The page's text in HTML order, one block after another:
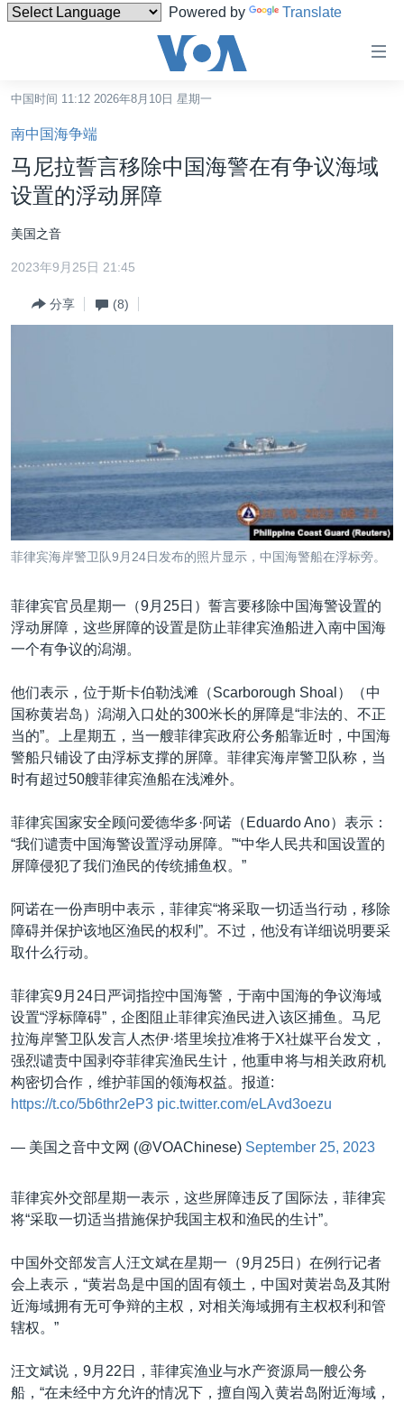
Powered by Translate
碍
链
接
跳
转
内
容
到
索
中国
最新国际新闻
非洲
美洲
全球议题
分类新闻
军事
劳工
环境
国会报道
美中关系
美国建国250周年
埃博拉疫情
重要讲话与声明
台海两岸关系
关注西藏
关注新疆
GEN Z 看美国
VOA今日焦点
中文广播
关注我们
其他语言网站
中国时间 11:12 2026年8月10日 星期一
南中国海争端
马尼拉誓言移除中国海警在有争议海域
设置的浮动屏障
美国之音
2023年9月25日 21:45
分享 (8)
菲律宾海岸警卫队9月24日发布的照片显示，中国海警船在浮标旁。
菲律宾官员星期一（9月25日）誓言要移除中国海警设置的
浮动屏障，这些屏障的设置是防止菲律宾渔船进入南中国海
一个有争议的潟湖。
他们表示，位于斯卡伯勒浅滩（Scarborough Shoal）（中
国称黄岩岛）潟湖入口处的300米长的屏障是“非法的、不正
当的”。上星期五，当一艘菲律宾政府公务船靠近时，中国海
警船只铺设了由浮标支撑的屏障。菲律宾海岸警卫队称，当
时有超过50艘菲律宾渔船在浅滩外。
菲律宾国家安全顾问爱德华多·阿诺（Eduardo Ano）表示：
“我们谴责中国海警设置浮动屏障。”“中华人民共和国设置的
屏障侵犯了我们渔民的传统捕鱼权。”
阿诺在一份声明中表示，菲律宾“将采取一切适当行动，移除
障碍并保护该地区渔民的权利”。不过，他没有详细说明要采
取什么行动。
菲律宾9月24日严词指控中国海警，于南中国海的争议海域
设置“浮标障碍”，企图阻止菲律宾渔民进入该区捕鱼。马尼
拉海岸警卫队发言人杰伊·塔里埃拉准将于X社媒平台发文，
强烈谴责中国剥夺菲律宾渔民生计，他重申将与相关政府机
构密切合作，维护菲国的领海权益。报道:
https://t.co/5b6thr2eP3 pic.twitter.com/eLAvd3oezu
— 美国之音中文网 (@VOAChinese) September 25, 2023
菲律宾外交部星期一表示，这些屏障违反了国际法，菲律宾
将“采取一切适当措施保护我国主权和渔民的生计”。
中国外交部发言人汪文斌在星期一（9月25日）在例行记者
会上表示，“黄岩岛是中国的固有领土，中国对黄岩岛及其附
近海域拥有无可争辩的主权，对相关海域拥有主权权利和管
辖权。”
汪文斌说，9月22日，菲律宾渔业与水产资源局一艘公务
船，“在未经中方允许的情况下，擅自闯入黄岩岛附近海域，